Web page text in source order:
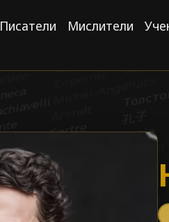
Писатели Мислители